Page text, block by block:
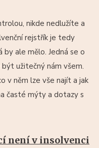
nikde nedlužíte a
rejstřík je tedy
by ale mělo. Jedná se o
užitečný nám všem.
v něm lze vše najít a jak
časté mýty a dotazy s
není v insolvenci